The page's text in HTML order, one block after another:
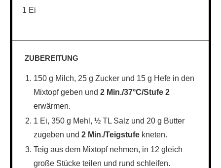
1 Ei
ZUBEREITUNG
150 g Milch, 25 g Zucker und 15 g Hefe in den
Mixtopf geben und 2 Min./37°C/Stufe 2
erwärmen.
1 Ei, 350 g Mehl, ½ TL Salz und 20 g Butter
zugeben und 2 Min./Teigstufe kneten.
Teig aus dem Mixtopf nehmen, in 12 gleich
große Stücke teilen und rund schleifen.